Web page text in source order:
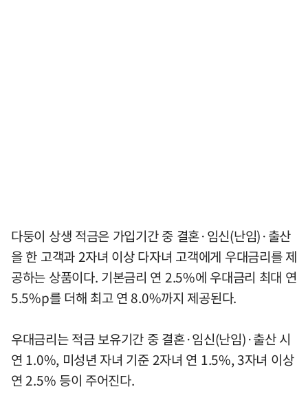
다둥이 상생 적금은 가입기간 중 결혼·임신(난임)·출산
을 한 고객과 2자녀 이상 다자녀 고객에게 우대금리를 제
공하는 상품이다. 기본금리 연 2.5%에 우대금리 최대 연
5.5%p를 더해 최고 연 8.0%까지 제공된다.
우대금리는 적금 보유기간 중 결혼·임신(난임)·출산 시
연 1.0%, 미성년 자녀 기준 2자녀 연 1.5%, 3자녀 이상
연 2.5% 등이 주어진다.